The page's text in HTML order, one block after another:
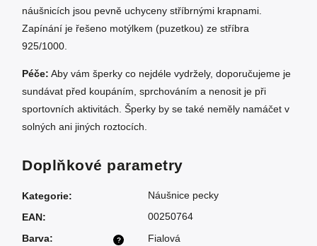
náušnicích jsou pevně uchyceny stříbrnými krapnami.
Zapínání je řešeno motýlkem (puzetkou) ze stříbra
925/1000.
Péče: Aby vám šperky co nejdéle vydržely, doporučujeme je
sundávat před koupáním, sprchováním a nenosit je při
sportovních aktivitách. Šperky by se také neměly namáčet v
solných ani jiných roztocích.
Doplňkové parametry
Kategorie:
Náušnice pecky
EAN: 00250764
?
Barva: Fialová